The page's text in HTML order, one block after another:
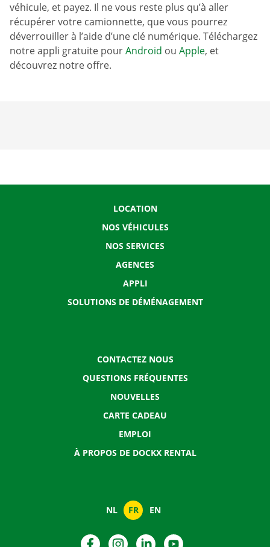
véhicule, et payez. Il ne vous reste plus qu’à aller
récupérer votre camionnette, que vous pourrez
déverrouiller à l’aide d’une clé numérique. Téléchargez
notre appli gratuite pourAndroid ou Apple, et
découvrez notre offre.
LOCATION
NOS VÉHICULES
NOS SERVICES
AGENCES
APPLI
SOLUTIONS DE DÉMÉNAGEMENT
CONTACTEZ NOUS
QUESTIONS FRÉQUENTES
NOUVELLES
CARTE CADEAU
EMPLOI
À PROPOS DE DOCKX RENTAL
NL FR EN
FacebookInstagramLinkedIn